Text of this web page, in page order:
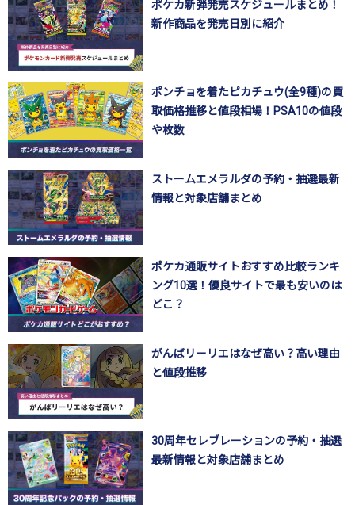
ポケカ新弾発売スケジュールまとめ！
新作商品を発売日別に紹介
ポンチョを着たピカチュウ(全9種)の買
取価格推移と値段相場！PSA10の値段
や枚数
ストームエメラルダの予約・抽選最新
情報と対象店舗まとめ
ポケカ通販サイトおすすめ比較ランキ
ング10選！優良サイトで最も安いのは
どこ？
がんばリーリエはなぜ高い？高い理由
と値段推移
30周年セレブレーションの予約・抽選
最新情報と対象店舗まとめ